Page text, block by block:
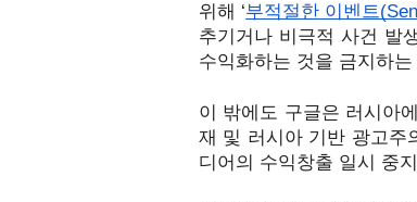
위해 ‘부적절한 이벤트
추기거나 비극적 사건 발
수익화하는 것을 금지하
이 밖에도 구글은 러시아
재 및 러시아 기반 광고주
디어의 수익창출 일시 중